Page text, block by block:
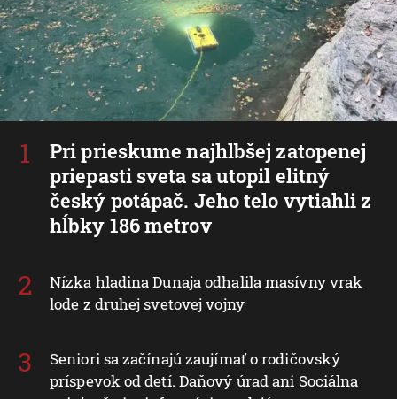
Pri prieskume najhlbšej zatopenej
priepasti sveta sa utopil elitný
český potápač. Jeho telo vytiahli z
hĺbky 186 metrov
Nízka hladina Dunaja odhalila masívny vrak
lode z druhej svetovej vojny
Seniori sa začínajú zaujímať o rodičovský
príspevok od detí. Daňový úrad ani Sociálna